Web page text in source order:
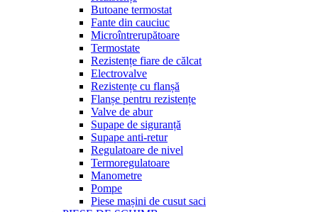
Butoane termostat
Fante din cauciuc
Microîntrerupătoare
Termostate
Rezistențe fiare de călcat
Electrovalve
Rezistențe cu flanșă
Flanșe pentru rezistențe
Valve de abur
Supape de siguranță
Supape anti-retur
Regulatoare de nivel
Termoregulatoare
Manometre
Pompe
Piese mașini de cusut saci